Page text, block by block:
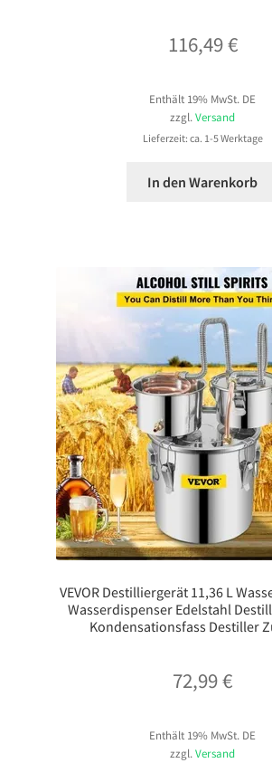
116,49€
Enthält 19% MwSt. DE
zzgl. Versand
Lieferzeit: ca. 1-5 Werktage
In den Warenkorb
VEVOR Destilliergerät 11,36 L
Wasserdispenser Edelstahl
Kondensationsfass Destiller
72,99€
Enthält 19% MwSt. DE
zzgl. Versand